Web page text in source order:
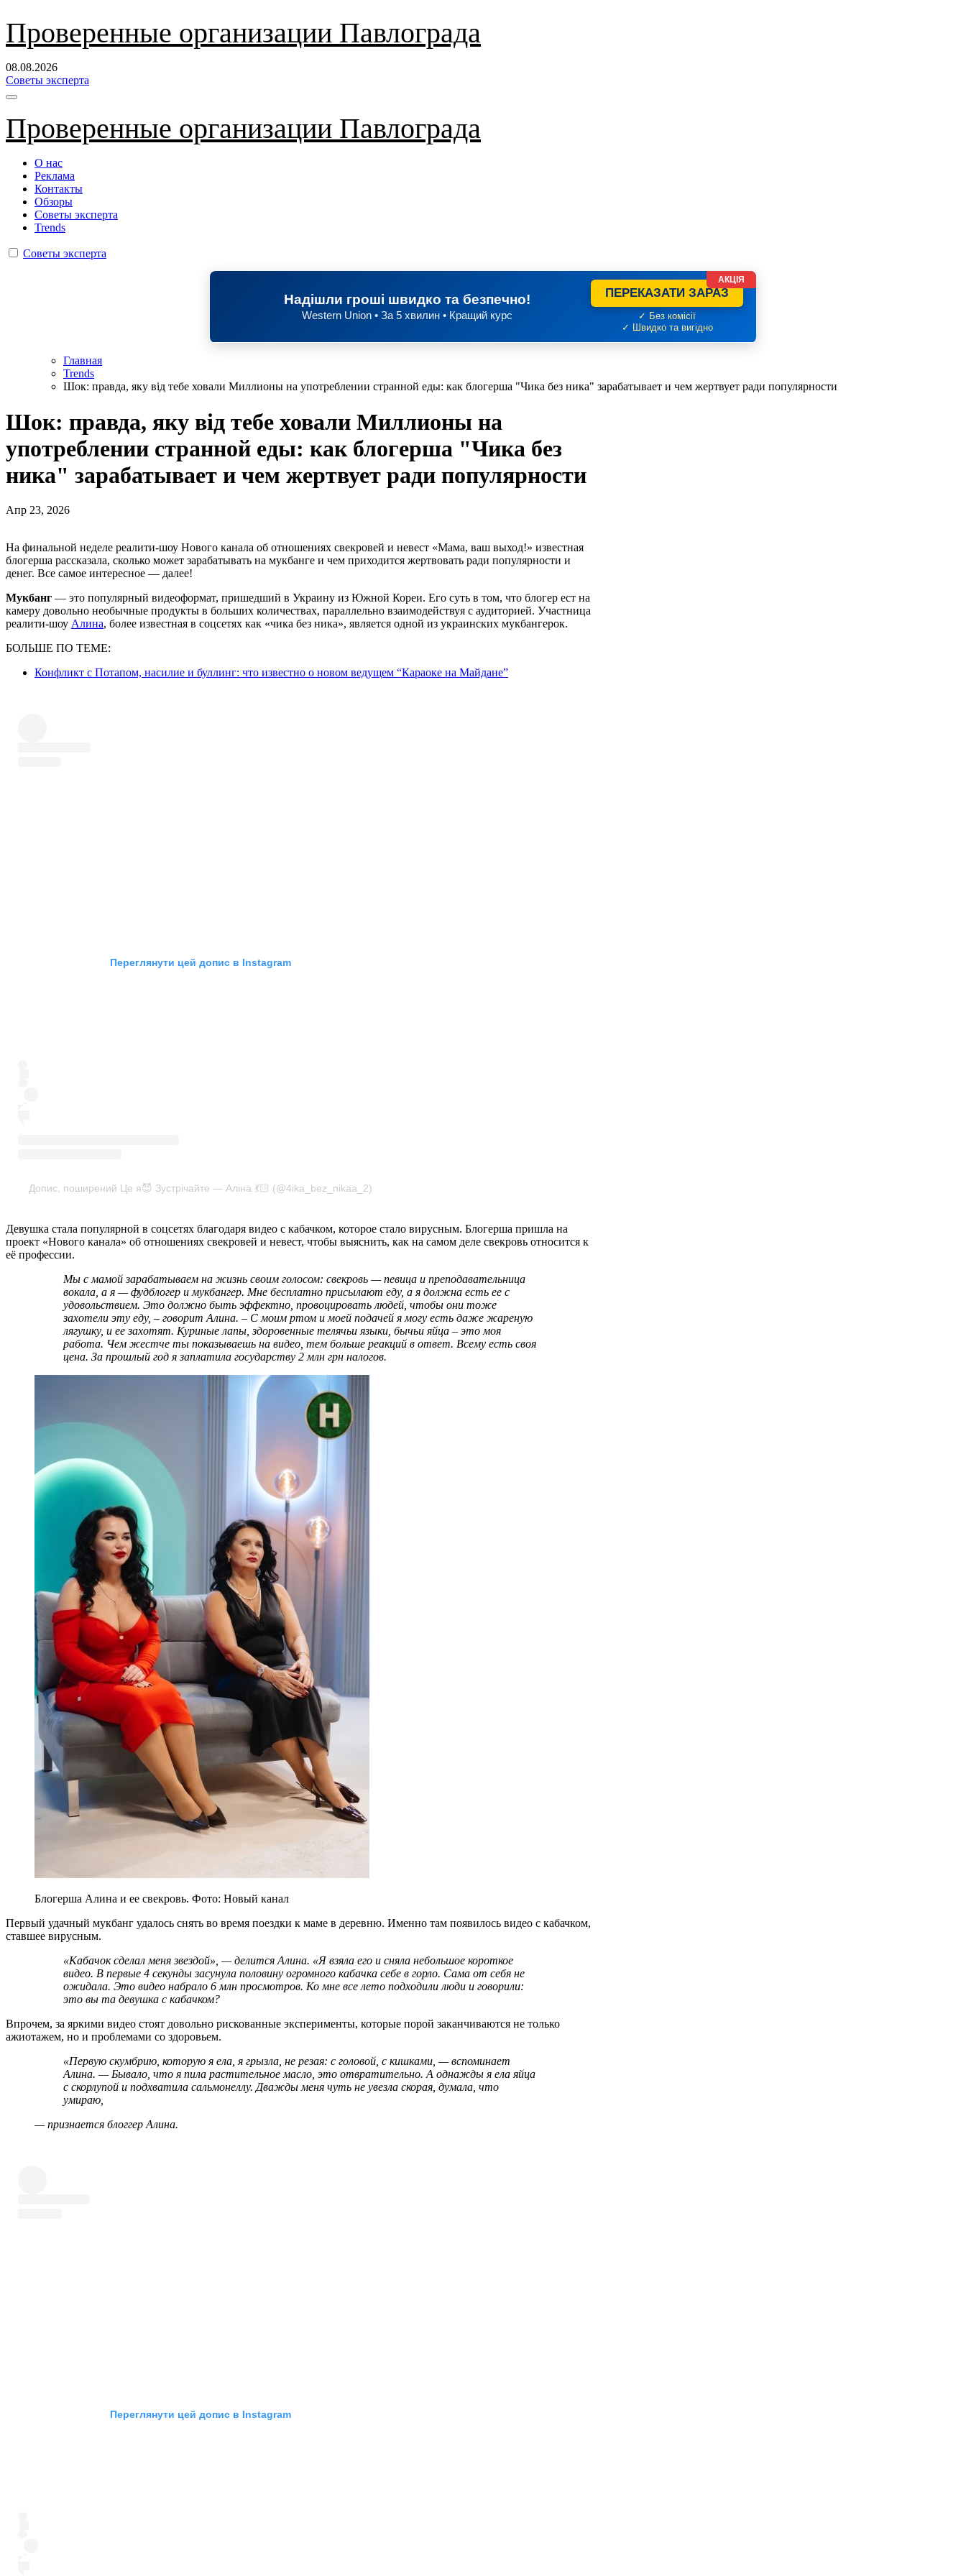
Перейти
содержанию
Проверенные организации Павлограда
08.08.2026
Советы эксперта
Проверенные организации Павлограда
О нас
Реклама
Контакты
Обзоры
Советы эксперта
Trends
Советы эксперта
Надішли гроші швидко та безпечно!
Western Union • За 5 хвилин • Кращий курс
ПЕРЕКАЗАТИ ЗАРАЗ
✓ Без комісії
✓ Швидко та вигідно
АКЦІЯ
Главная
Trends
Шок: правда, яку від тебе ховали Миллионы на употреблении странной еды: как блогерша "Чика без ника" зарабатывает и чем жертвует ради популярности
Шок: правда, яку від тебе ховали Миллионы на
употреблении странной еды: как блогерша "Чика без
ника" зарабатывает и чем жертвует ради популярности
Апр 23, 2026
На финальной неделе реалити-шоу Нового канала об отношениях свекровей и невест «Мама, ваш выход!» известная
блогерша рассказала, сколько может зарабатывать на мукбанге и чем приходится жертвовать ради популярности и
денег. Все самое интересное — далее!
Мукбанг — это популярный видеоформат, пришедший в Украину из Южной Кореи. Его суть в том, что блогер ест на
камеру довольно необычные продукты в больших количествах, параллельно взаимодействуя с аудиторией. Участница
реалити-шоу Алина, более известная в соцсетях как «чика без ника», является одной из украинских мукбангерок.
БОЛЬШЕ ПО ТЕМЕ:
Конфликт с Потапом, насилие и буллинг: что известно о новом ведущем “Караоке на Майдане”
Переглянути цей допис в Instagram
Допис, поширений Це я😈 Зустрічайте — Аліна 💃🏻 (@4ika_bez_nikaa_2)
Девушка стала популярной в соцсетях благодаря видео с кабачком, которое стало вирусным. Блогерша пришла на
проект «Нового канала» об отношениях свекровей и невест, чтобы выяснить, как на самом деле свекровь относится к
её профессии.
Мы с мамой зарабатываем на жизнь своим голосом: свекровь — певица и преподавательница
вокала, а я — фудблогер и мукбангер. Мне бесплатно присылают еду, а я должна есть ее с
удовольствием. Это должно быть эффектно, провоцировать людей, чтобы они тоже
захотели эту еду, – говорит Алина. – С моим ртом и моей подачей я могу есть даже жареную
лягушку, и ее захотят. Куриные лапы, здоровенные телячьи языки, бычьи яйца – это моя
работа. Чем жестче ты показываешь на видео, тем больше реакций в ответ. Всему есть своя
цена. За прошлый год я заплатила государству 2 млн грн налогов.
Блогерша Алина и ее свекровь. Фото: Новый канал
Первый удачный мукбанг удалось снять во время поездки к маме в деревню. Именно там появилось видео с кабачком,
ставшее вирусным.
«Кабачок сделал меня звездой», — делится Алина. «Я взяла его и сняла небольшое короткое
видео. В первые 4 секунды засунула половину огромного кабачка себе в горло. Сама от себя не
ожидала. Это видео набрало 6 млн просмотров. Ко мне все лето подходили люди и говорили:
это вы та девушка с кабачком?
Впрочем, за яркими видео стоят довольно рискованные эксперименты, которые порой заканчиваются не только
ажиотажем, но и проблемами со здоровьем.
«Первую скумбрию, которую я ела, я грызла, не резая: с головой, с кишками, — вспоминает
Алина. — Бывало, что я пила растительное масло, это отвратительно. А однажды я ела яйца
с скорлупой и подхватила сальмонеллу. Дважды меня чуть не увезла скорая, думала, что
умираю,
— признается блоггер Алина.
Переглянути цей допис в Instagram